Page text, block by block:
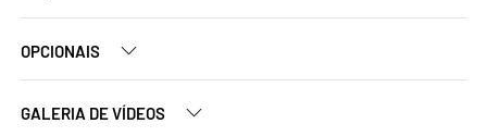
OPCIONAIS
GALERIA DE VÍDEOS